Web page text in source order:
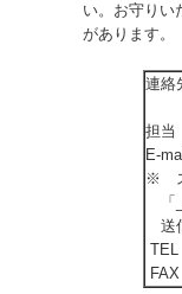
い。お守りい
があります。
連絡
担当
E-
※
送
TEL
FAX